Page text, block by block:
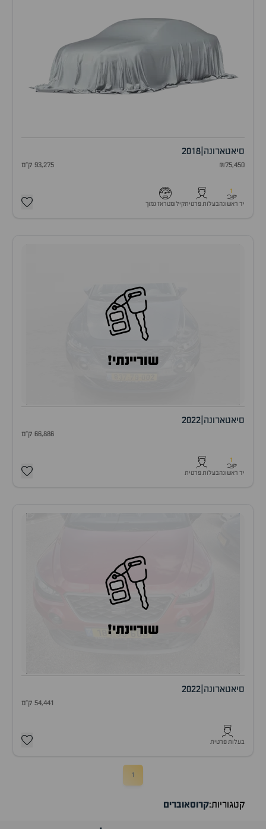
סיאטארונה 2018
₪75,450 93,275 ק"מ
1
יד ראשונהבעלות פרטיתקילומטראז נמוך
שוריינתי!
סיאטארונה 2022
66,886 ק"מ
1
יד ראשונהבעלות פרטית
שוריינתי!
סיאטארונה 2022
54,441 ק"מ
בעלות פרטית
1
קטגוריות:קרוסאוברים